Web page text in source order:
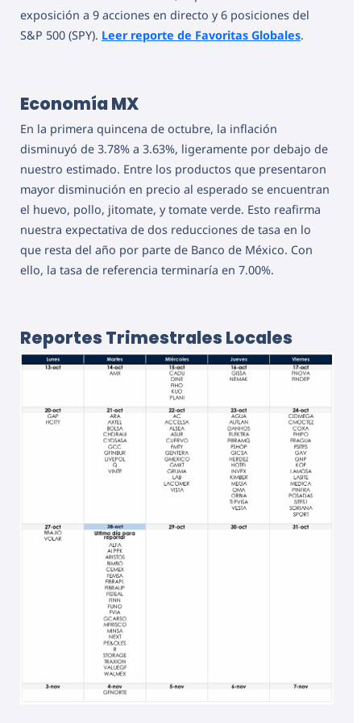
exposición a 9 acciones en directo y 6 posiciones del
S&P 500 (SPY). Leer reporte de Favoritas Globales.
Economía MX
En la primera quincena de octubre, la inflación
disminuyó de 3.78% a 3.63%, ligeramente por debajo de
nuestro estimado. Entre los productos que presentaron
mayor disminución en precio al esperado se encuentran
el huevo, pollo, jitomate, y tomate verde. Esto reafirma
nuestra expectativa de dos reducciones de tasa en lo
que resta del año por parte de Banco de México. Con
ello, la tasa de referencia terminaría en 7.00%.
Reportes Trimestrales Locales